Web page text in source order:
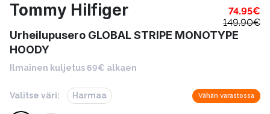
Tommy Hilfiger 74.95€
149.90€
Urheilupusero GLOBAL STRIPE MONOTYPE
HOODY
Ilmainen kuljetus 69€ alkaen
Valitse väri: Harmaa Vähän varastossa